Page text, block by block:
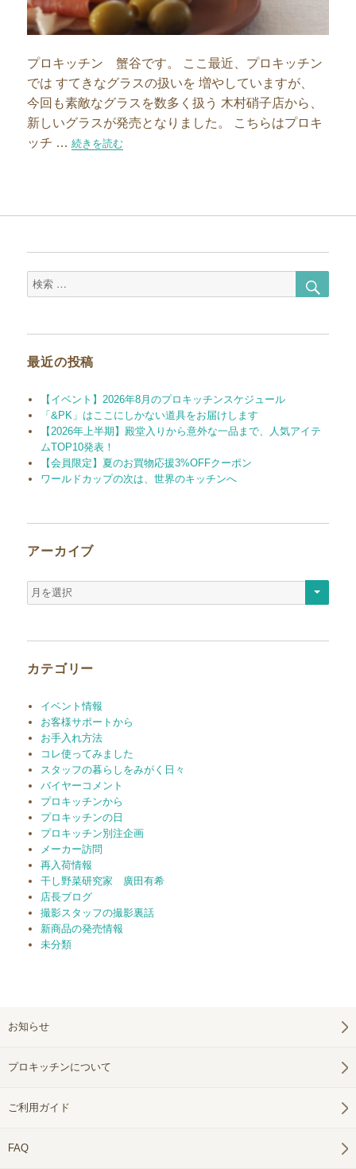
プロキッチン 蟹谷です。 ここ最近、プロキッチン
では すてきなグラスの扱いを 増やしていますが、
今回も素敵なグラスを数多く扱う 木村硝子店から、
新しいグラスが発売となりました。 こちらはプロキ
ッチ …“スタッフのリクエストで選んだ素敵なグラス”の
続きを読む
検
索
索
最近の投稿
【イベント】2026年8月のプロキッチンスケジュール
「&PK」はここにしかない道具をお届けします
【2026年上半期】殿堂入りから意外な一品まで、人気アイテ
ムTOP10発表！
【会員限定】夏のお買物応援3%OFFクーポン
ワールドカップの次は、世界のキッチンへ
アーカイブ
ア
ー
カテゴリー
イベント情報
お客様サポートから
お手入れ方法
コレ使ってみました
スタッフの暮らしをみがく日々
バイヤーコメント
プロキッチンから
プロキッチンの日
プロキッチン別注企画
メーカー訪問
再入荷情報
干し野菜研究家 廣田有希
店長ブログ
撮影スタッフの撮影裏話
新商品の発売情報
未分類
お知らせ
プロキッチンについて
ご利用ガイド
FAQ